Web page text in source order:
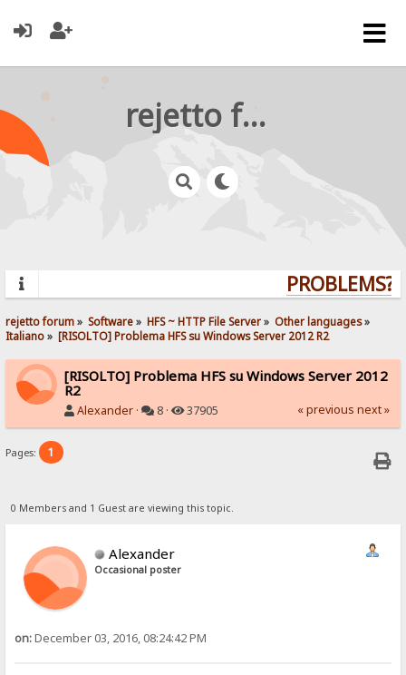
rejetto forum
PROBLEMS?
rejetto forum» Software» HFS ~ HTTP File Server» Other languages»
Italiano» [RISOLTO] Problema HFS su Windows Server 2012 R2
[RISOLTO] Problema HFS su Windows Server 2012
R2
Alexander · 8 · 37905 « previous next »
Pages: 1
0 Members and 1 Guest are viewing this topic.
Alexander
Occasional poster
on:December 03, 2016, 08:24:42 PM